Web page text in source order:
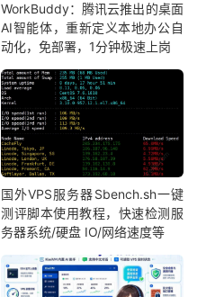
WorkBuddy：腾讯云推出的桌面
AI智能体，重新定义本地办公自
动化，免部署，1分钟极速上岗
国外VPS服务器Sbench.sh一键
测评脚本使用教程，快速检测服
务器系统/硬盘 IO/网络速度等